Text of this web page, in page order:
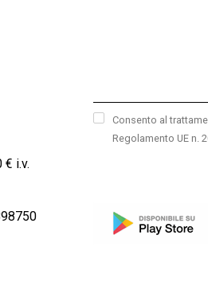
i.v.
Consento al
Regolamento UE n.